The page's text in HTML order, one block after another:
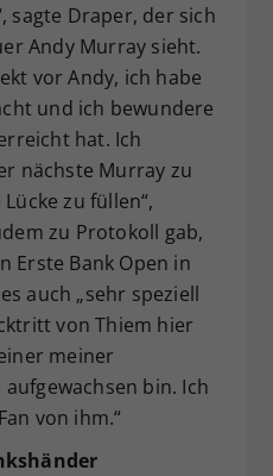
sagte Draper, der sich
Andy Murray sieht.
vor Andy, ich habe
und ich bewundere
hat. Ich
nächste Murray zu
zu füllen“,
zu Protokoll gab,
Erste Bank Open in
auch „sehr speziell
von Thiem hier
meiner
bin. Ich
von ihm.“